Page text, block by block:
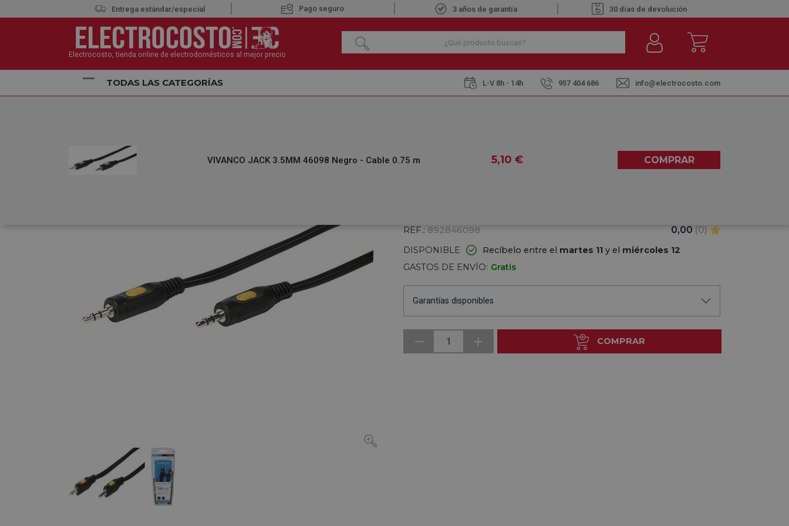
Entrega estándar/especial Pago seguro 3 años de garantía 30 días de devolución
Electrocosto, tienda online de electrodomésticos al mejor precio
TODAS LAS CATEGORÍAS L-V 8h - 14h 957 404 686 info@electrocosto.com
VIVANCO JACK 3.5MM 46098 Negro - Cable 0.75 m 5,10 € COMPRAR
VIVANCO JACK 3.5MM 46098 NEGRO - CABLE 0.75
M
REF.: 892846098 0,00 (0)
DISPONIBLE Recíbelo entre el martes 11 y el miércoles 12
GASTOS DE ENVÍO: Gratis
Garantías disponibles
1 COMPRAR